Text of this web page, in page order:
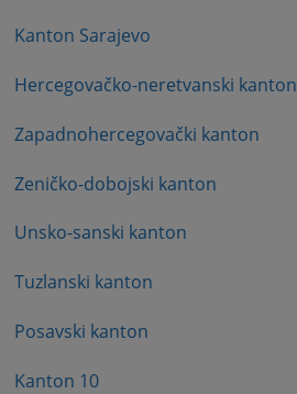
Kanton Sarajevo
Hercegovačko-neretvanski kanton
Zapadnohercegovački kanton
Zeničko-dobojski kanton
Unsko-sanski kanton
Tuzlanski kanton
Posavski kanton
Kanton 10